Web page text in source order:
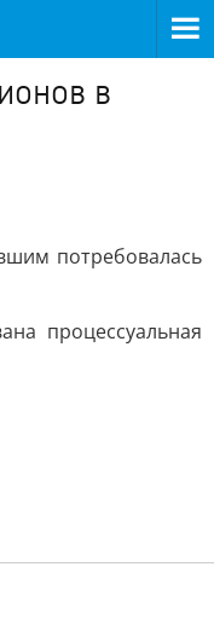
в
потребовалась
процессуальная